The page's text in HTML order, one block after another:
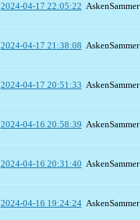
2024-04-17 22:05:22 AskenSammer
2024-04-17 21:38:08 AskenSammer
2024-04-17 20:51:33 AskenSammer
2024-04-16 20:58:39 AskenSammer
2024-04-16 20:31:40 AskenSammer
2024-04-16 19:24:24 AskenSammer